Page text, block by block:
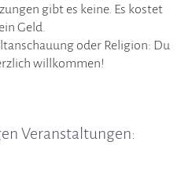
gibt es keine. Es kostet
Geld.
oder Religion: Du
willkommen!
Veranstaltungen: